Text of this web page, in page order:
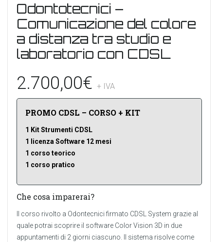
Odontotecnici –
Comunicazione del colore
a distanza tra studio e
laboratorio con CDSL
2.700,00€ + IVA
PROMO CDSL – CORSO + KIT
1 Kit Strumenti CDSL
1 licenza Software 12 mesi
1 corso teorico
1 corso pratico
Che cosa imparerai?
Il corso rivolto a Odontecnici firmato CDSL System grazie al
quale potrai scoprire il software Color Vision 3D in due
appuntamenti di 2 giorni ciascuno. Il sistema risolve come